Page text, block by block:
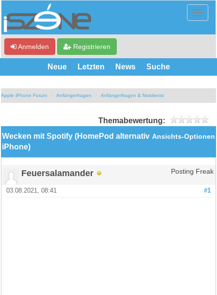
Anmelden Registrieren
Neue Letzten News Suche
Apple iPhone Forum Anfängerfragen Anfängerfragen & Notdienst
Themabewertung:
Ansichts-Optionen
Wecken mit Spotify (HomePod alternativ
iPhone)
Feuersalamander Posting Freak
#1
03.08.2021, 08:41